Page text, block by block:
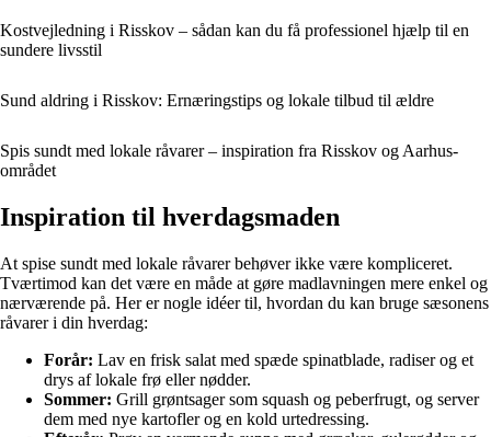
Kostvejledning i Risskov – sådan kan du få professionel hjælp til en
sundere livsstil
Sund aldring i Risskov: Ernæringstips og lokale tilbud til ældre
Spis sundt med lokale råvarer – inspiration fra Risskov og Aarhus-
området
Inspiration til hverdagsmaden
At spise sundt med lokale råvarer behøver ikke være kompliceret.
Tværtimod kan det være en måde at gøre madlavningen mere enkel og
nærværende på. Her er nogle idéer til, hvordan du kan bruge sæsonens
råvarer i din hverdag:
Forår: Lav en frisk salat med spæde spinatblade, radiser og et
drys af lokale frø eller nødder.
Sommer: Grill grøntsager som squash og peberfrugt, og server
dem med nye kartofler og en kold urtedressing.